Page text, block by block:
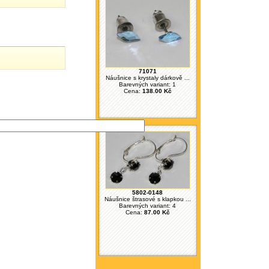
71071
Náušnice s krystaly dárkově ...
Barevných variant: 1
Cena: 138.00 Kč
5802-0148
Náušnice štrasové s klapkou ...
Barevných variant: 4
Cena: 87.00 Kč